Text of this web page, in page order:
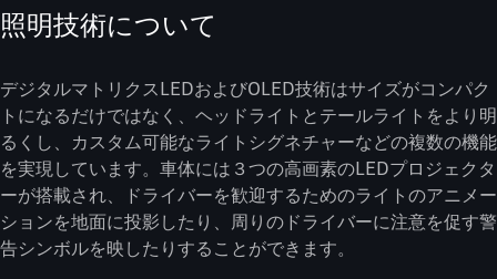
照明技術について
デジタルマトリクスLEDおよびOLED技術はサイズがコンパク
トになるだけではなく、ヘッドライトとテールライトをより明
るくし、カスタム可能なライトシグネチャーなどの複数の機能
を実現しています。車体には３つの高画素のLEDプロジェクタ
ーが搭載され、ドライバーを歓迎するためのライトのアニメー
ションを地面に投影したり、周りのドライバーに注意を促す警
告シンボルを映したりすることができます。